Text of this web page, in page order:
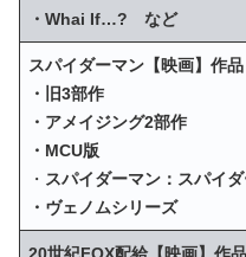
・Whai If…? など
スパイダーマン【映画】作品
・旧3部作
・アメイジング2部作
・MCU版
・ スパイダーマン：スパイ
・ヴェノムシリーズ
20世紀FOX配給【映画】作